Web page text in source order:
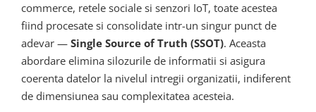
commerce, retele sociale si senzori IoT, toate acestea
fiind procesate si consolidate intr-un singur punct de
adevar — Single Source of Truth (SSOT). Aceasta
abordare elimina silozurile de informatii si asigura
coerenta datelor la nivelul intregii organizatii, indiferent
de dimensiunea sau complexitatea acesteia.